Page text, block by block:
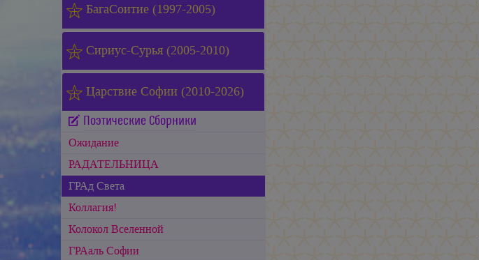
БагаСоитие (1997-2005)
Сириус-Сурья (2005-2010)
Царствие Софии (2010-2026)
Поэтические Сборники
Ожидание
РАДАТЕЛЬНИЦА
ГРАд Света
Коллагия!
Колокол Вселенной
ГРАаль Софии